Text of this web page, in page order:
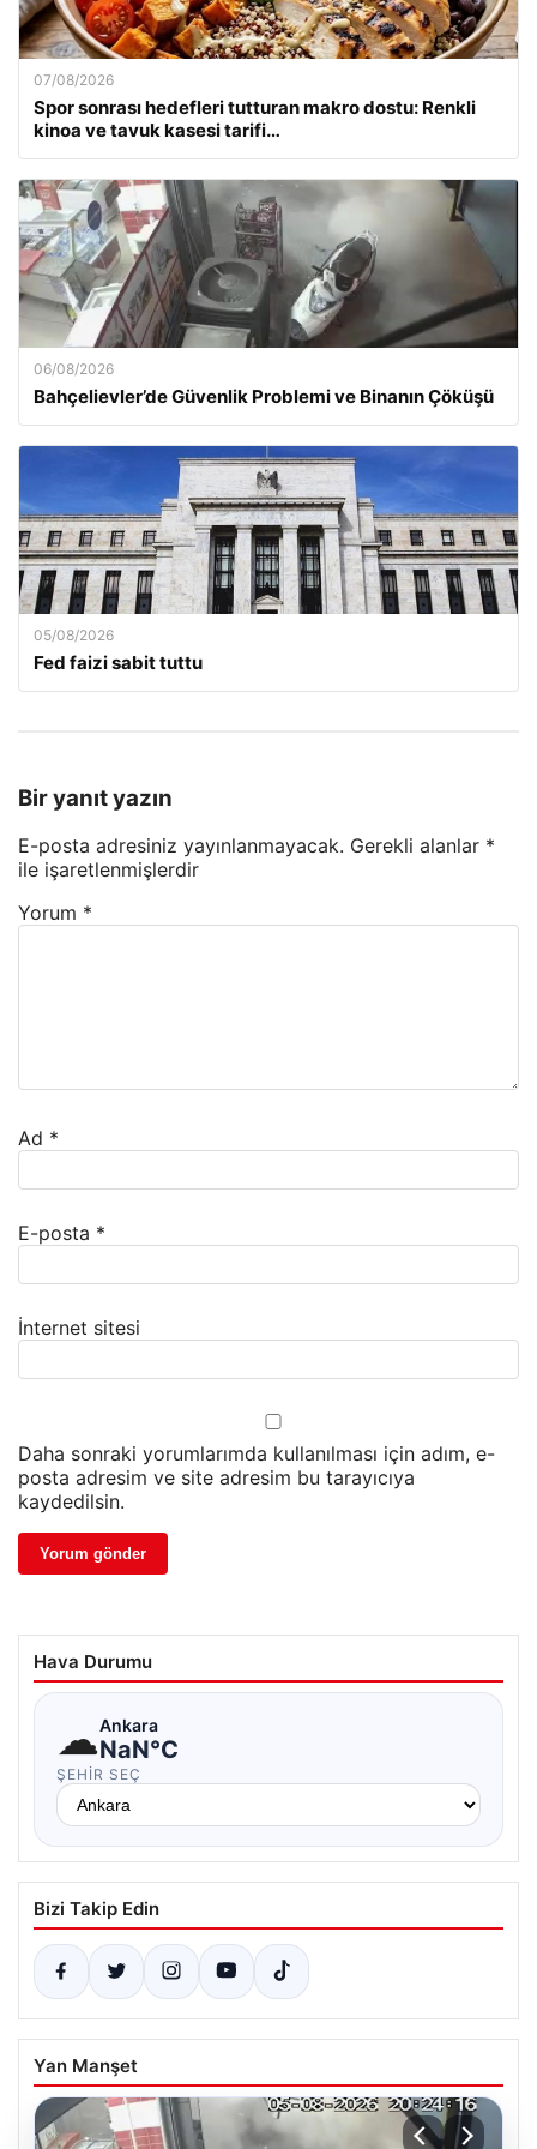
07/08/2026
Spor sonrası hedefleri tutturan makro dostu: Renkli
kinoa ve tavuk kasesi tarifi…
06/08/2026
Bahçelievler’de Güvenlik Problemi ve Binanın Çöküşü
05/08/2026
Fed faizi sabit tuttu
Bir yanıt yazın
E-posta adresiniz yayınlanmayacak. Gerekli alanlar *
ile işaretlenmişlerdir
Yorum *
Ad *
E-posta *
İnternet sitesi
Daha sonraki yorumlarımda kullanılması için adım, e-
posta adresim ve site adresim bu tarayıcıya
kaydedilsin.
Hava Durumu
☁Ankara
NaN°C
ŞEHIR SEÇ
Bizi Takip Edin
Yan Manşet